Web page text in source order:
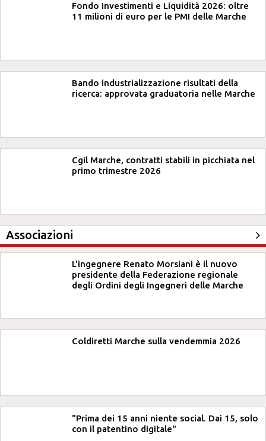
Fondo Investimenti e Liquidità 2026: oltre
11 milioni di euro per le PMI delle Marche
Bando industrializzazione risultati della
ricerca: approvata graduatoria nelle Marche
Cgil Marche, contratti stabili in picchiata nel
primo trimestre 2026
Associazioni
L'ingegnere Renato Morsiani è il nuovo
presidente della Federazione regionale
degli Ordini degli Ingegneri delle Marche
Coldiretti Marche sulla vendemmia 2026
"Prima dei 15 anni niente social. Dai 15, solo
con il patentino digitale"